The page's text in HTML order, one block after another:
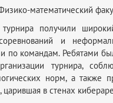
математический
турнира получили
и
по командам. Ребятами
турнира,
норм, а также
царившая в стенах